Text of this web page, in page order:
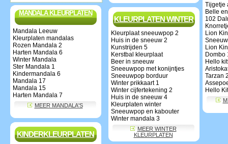
MANDALA KLEURPLATEN
Mandala Leeuw
Kleurplaten mandalas
Rozen Mandala 2
Harten Mandala 6
Winter Mandala
Ster Mandala 1
Kindermandala 6
Mandala 17
Mandala 15
Harten Mandala 7
MEER MANDALA'S
KINDERKLEURPLATEN
KLEURPLATEN WINTER
Kleurplaat sneeuwpop 2
Huis in de sneeuw 2
Kunstrijden 5
Kerstbal kleurplaat
Beer in sneeuw
Sneeuwpop met konijntjes
Sneeuwpop borduur
Winter prikkaart 1
Winter cijfertekening 2
Huis in de sneeuw 4
Kleurplaten winter
Sneeuwpop en kabouter
Winter mandala 3
MEER WINTER
KLEURPLATEN
Tijgetje
Belle
102
Lion
Lion
Dombo
Hello
Tarzan
Hello